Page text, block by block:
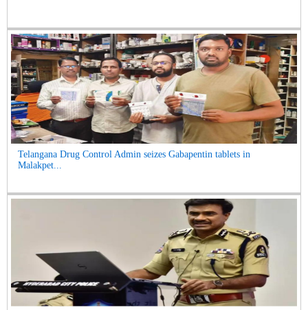
Telangana Drug Control Admin seizes Gabapentin tablets in
Malakpet...